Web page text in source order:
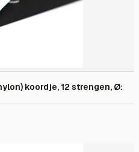
koordje, 12 strengen, Ø: